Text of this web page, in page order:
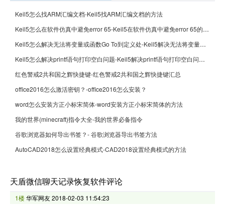
Keil5怎么找ARM汇编文档-Keil5找ARM汇编文档的方法
Keil5怎么在软件仿真中避免error 65-Keil5在软件仿真中避免error 65的方法
Keil5怎么解决无法将变量或函数Go To到定义处-Keil5解决无法将变量或函数Go To到定义处的方法
Keil5怎么解决printf语句打印空白问题-Keil5解决printf语句打印空白问题的方法
红色警戒2共和国之辉快捷键-红色警戒2共和国之辉快捷键汇总
office2016怎么激活密钥？-office2016怎么安装？
word怎么安装方正小标宋简体-word安装方正小标宋简体的方法
我的世界(minecraft)指令大全-我的世界必备指令
谷歌浏览器如何导出书签？- 谷歌浏览器导出书签方法
AutoCAD2018怎么设置经典模式-CAD2018设置经典模式的方法
天盾微信聊天记录恢复软件评论
1楼华军网友2018-02-03 11:54:23